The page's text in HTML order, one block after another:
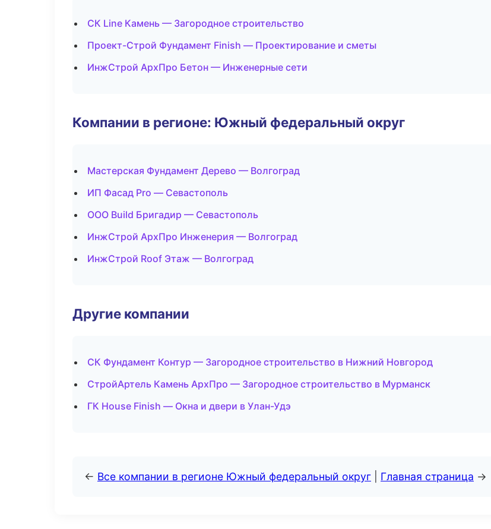
СК Line Камень — Загородное строительство
Проект-Строй Фундамент Finish — Проектирование и сметы
ИнжСтрой АрхПро Бетон — Инженерные сети
Компании в регионе: Южный федеральный округ
Мастерская Фундамент Дерево — Волгоград
ИП Фасад Pro — Севастополь
ООО Build Бригадир — Севастополь
ИнжСтрой АрхПро Инженерия — Волгоград
ИнжСтрой Roof Этаж — Волгоград
Другие компании
СК Фундамент Контур — Загородное строительство в Нижний Новгород
СтройАртель Камень АрхПро — Загородное строительство в Мурманск
ГК House Finish — Окна и двери в Улан-Удэ
← Все компании в регионе Южный федеральный округ Главная страница →